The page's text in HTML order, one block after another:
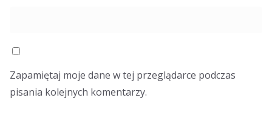
Zapamiętaj moje dane w tej przeglądarce podczas
pisania kolejnych komentarzy.